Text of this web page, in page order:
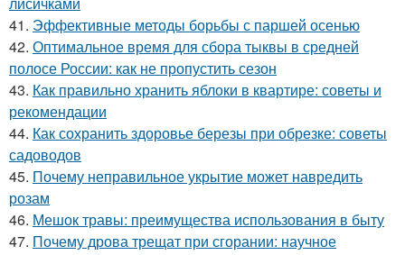
41. Эффективные методы борьбы с паршей осенью
42. Оптимальное время для сбора тыквы в средней
полосе России: как не пропустить сезон
43. Как правильно хранить яблоки в квартире: советы и
рекомендации
44. Как сохранить здоровье березы при обрезке: советы
садоводов
45. Почему неправильное укрытие может навредить
розам
46. Мешок травы: преимущества использования в быту
47. Почему дрова трещат при сгорании: научное